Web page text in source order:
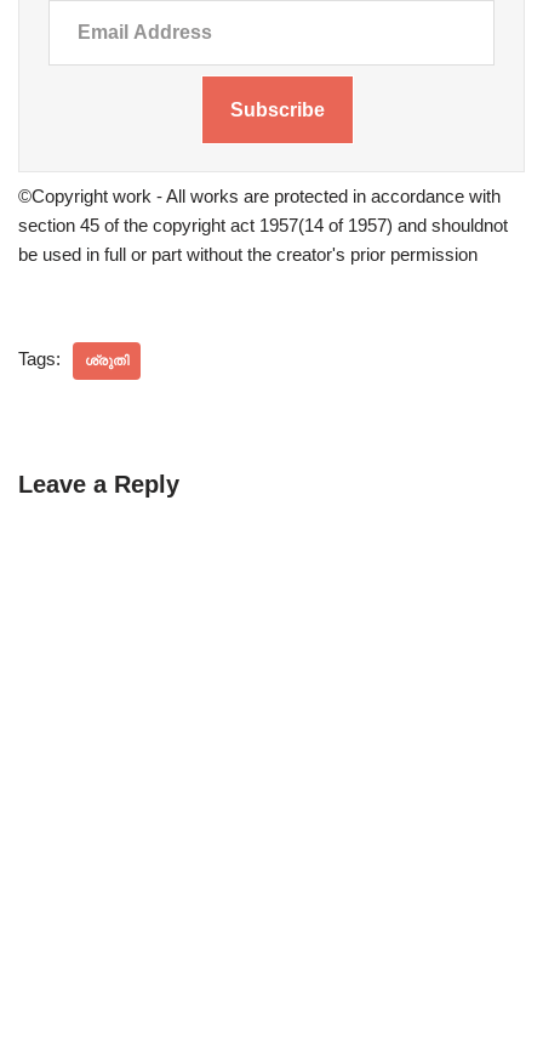
Subscribe
©Copyright work - All works are protected in accordance with
section 45 of the copyright act 1957(14 of 1957) and shouldnot
be used in full or part without the creator's prior permission
Tags: ശ്രുതി
Leave a Reply